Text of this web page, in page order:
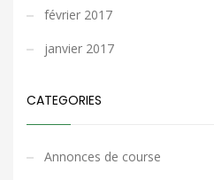
février 2017
janvier 2017
CATEGORIES
Annonces de course